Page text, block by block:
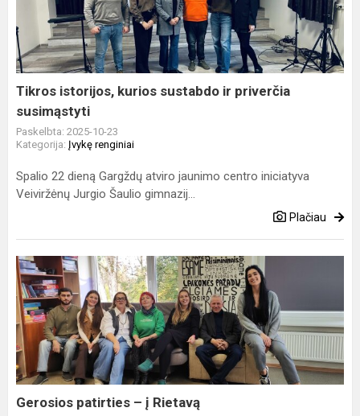
sustabdo
ir
priverčia
susimąstyti
Tikros istorijos, kurios sustabdo ir priverčia
susimąstyti
Paskelbta: 2025-10-23
Kategorija: Įvykę renginiai
Spalio 22 dieną Gargždų atviro jaunimo centro iniciatyva
Veiviržėnų Jurgio Šaulio gimnazij...
Plačiau
Gerosios
patirties
–
į
Rietavą
Gerosios patirties – į Rietavą